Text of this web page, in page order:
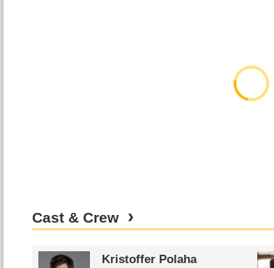
Cast & Crew
Kristoffer Polaha